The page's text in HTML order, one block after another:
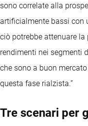
sono correlate alla
artificialmente bassi con
ciò potrebbe attenuare
rendimenti nei segmenti
che sono a buon
questa fase rialzista.”
Tre scenari per